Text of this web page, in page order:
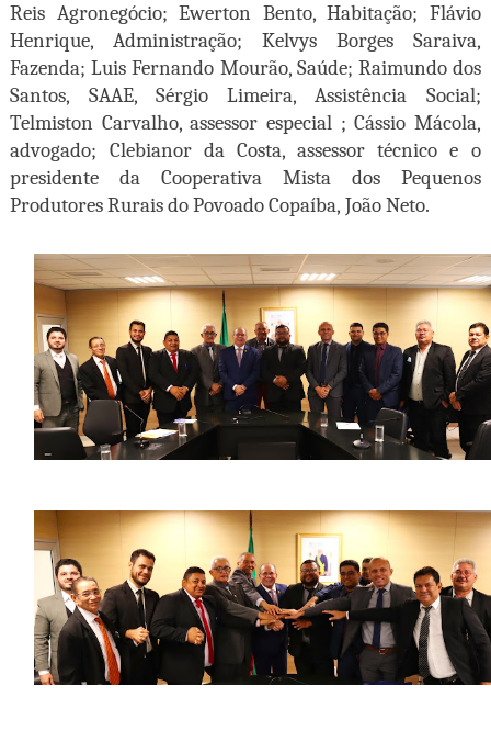
Reis Agronegócio; Ewerton Bento, Habitação; Flávio
Henrique, Administração; Kelvys Borges Saraiva,
Fazenda; Luis Fernando Mourão, Saúde; Raimundo dos
Santos, SAAE, Sérgio Limeira, Assistência Social;
Telmiston Carvalho, assessor especial ; Cássio Mácola,
advogado; Clebianor da Costa, assessor técnico e o
presidente da Cooperativa Mista dos Pequenos
Produtores Rurais do Povoado Copaíba, João Neto.